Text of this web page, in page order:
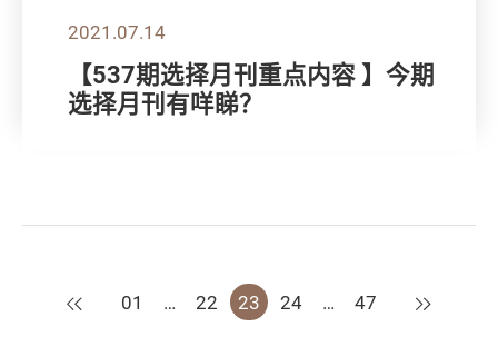
2021.07.14
【537期选择月刊重点内容 】今期
选择月刊有咩睇？
上一页
01 … 22 23 24 … 47 下一页